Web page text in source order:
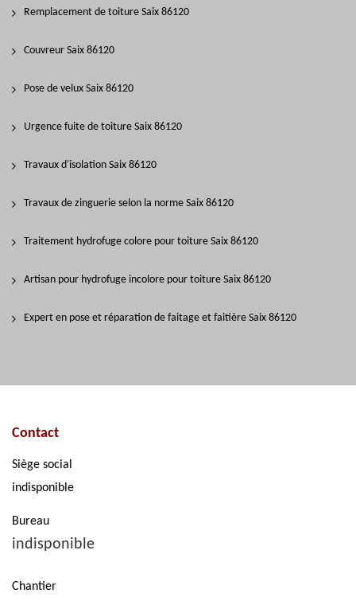
Remplacement de toiture Saix 86120
Couvreur Saix 86120
Pose de velux Saix 86120
Urgence fuite de toiture Saix 86120
Travaux d'isolation Saix 86120
Travaux de zinguerie selon la norme Saix 86120
Traitement hydrofuge colore pour toiture Saix 86120
Artisan pour hydrofuge incolore pour toiture Saix 86120
Expert en pose et réparation de faitage et faitière Saix 86120
Contact
Siège social
indisponible
Bureau
indisponible
Chantier